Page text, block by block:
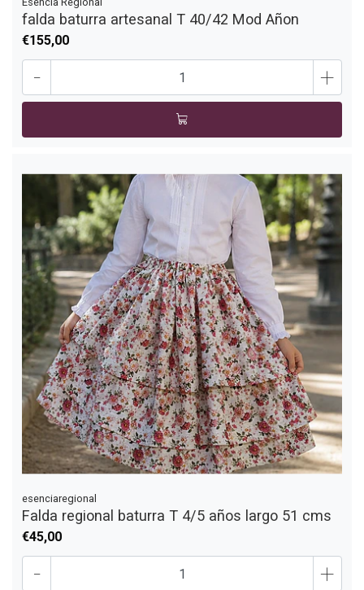
falda baturra artesanal T 40/42 Mod Añon
€155,00
- +
esenciaregional
Falda regional baturra T 4/5 años largo 51 cms
€45,00
- +